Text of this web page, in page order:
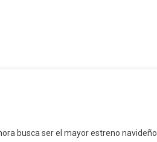
busca ser el mayor estreno navideño